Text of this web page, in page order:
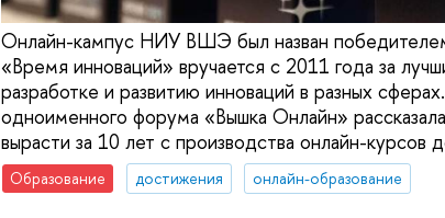
Онлайн-кампус НИУ ВШЭ был назван
«Время инноваций» вручается с 2011 года за
разработке и развитию инноваций в разных
одноименного форума «Вышка Онлайн»
вырасти за 10 лет с производства онлайн-курсов
Образование достижения онлайн-образование